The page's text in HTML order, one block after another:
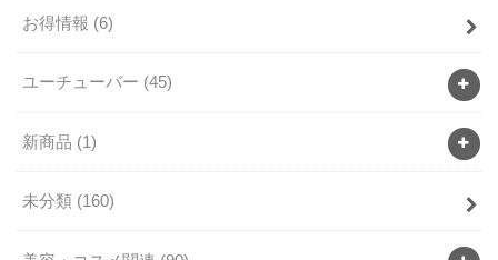
お得情報 (6)
ユーチューバー (45)
新商品 (1)
未分類 (160)